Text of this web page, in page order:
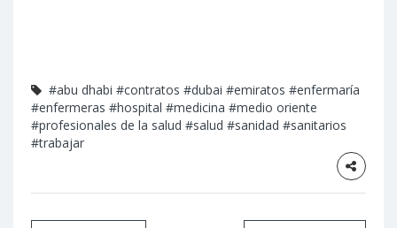
#abu dhabi #contratos #dubai #emiratos #enfermaría
#enfermeras #hospital #medicina #medio oriente
#profesionales de la salud #salud #sanidad #sanitarios
#trabajar